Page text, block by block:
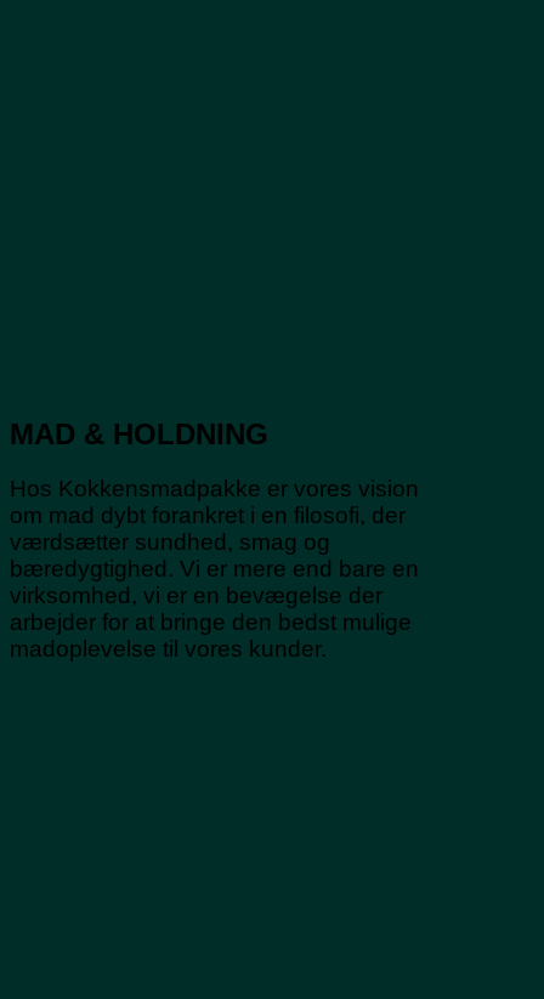
MAD & HOLDNING
Hos Kokkensmadpakke er vores vision
om mad dybt forankret i en filosofi, der
værdsætter sundhed, smag og
bæredygtighed. Vi er mere end bare en
virksomhed, vi er en bevægelse der
arbejder for at bringe den bedst mulige
madoplevelse til vores kunder.